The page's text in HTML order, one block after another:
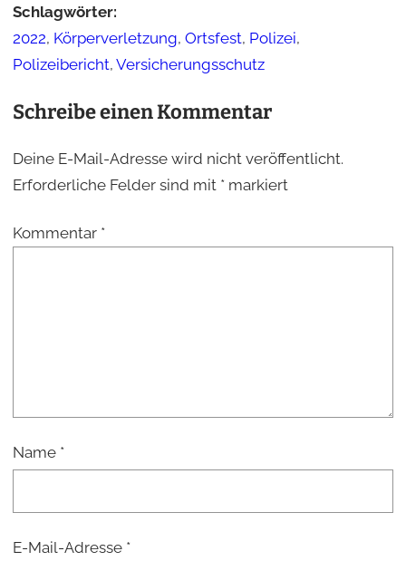
Schlagwörter:
2022, Körperverletzung, Ortsfest, Polizei,
Polizeibericht, Versicherungsschutz
Schreibe einen Kommentar
Deine E-Mail-Adresse wird nicht veröffentlicht.
Erforderliche Felder sind mit *markiert
Kommentar *
Name *
E-Mail-Adresse *